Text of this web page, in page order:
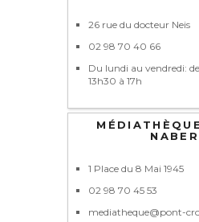
26 rue du docteur Neis
02 98 70 40 66
Du lundi au vendredi:
13h30 à 17h
1 Place du 8 Mai 1945
02 98 70 45 53
mediatheque@pont-